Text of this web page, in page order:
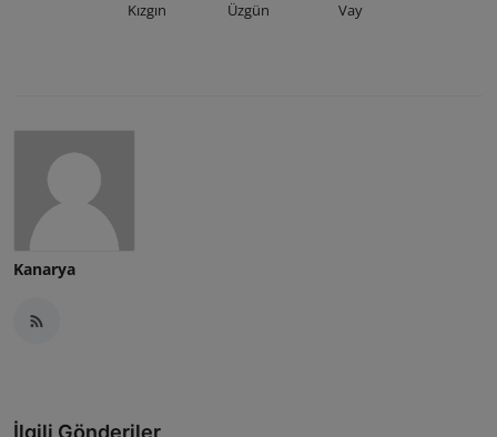
Kızgın Üzgün Vay
Kanarya
İlgili Gönderiler